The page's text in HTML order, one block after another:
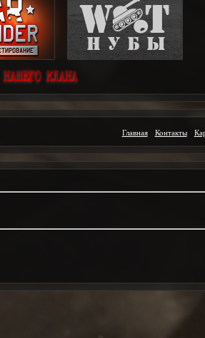
Главная Контакты